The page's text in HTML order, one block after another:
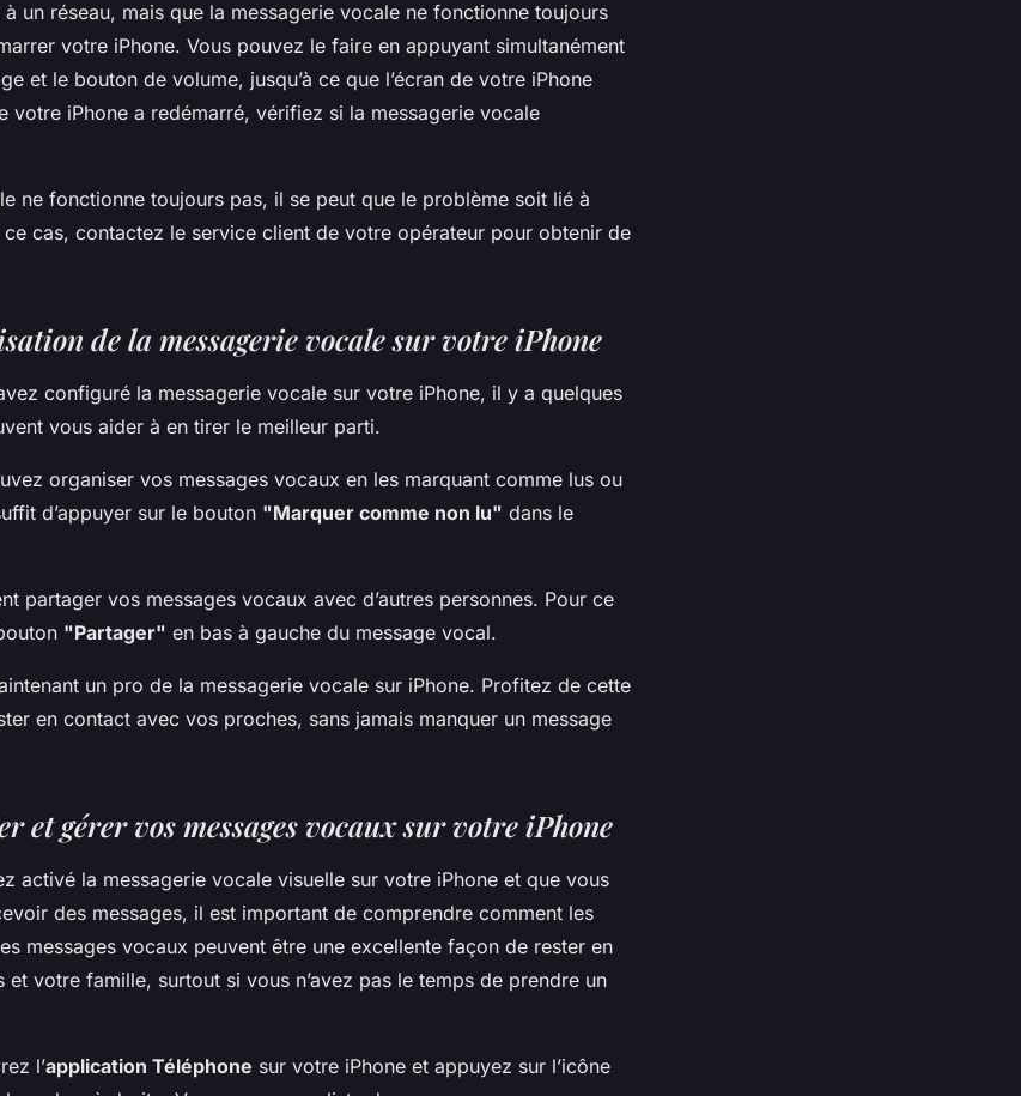
un réseau, mais que la messagerie vocale ne fonctionne toujours
votre iPhone. Vous pouvez le faire en appuyant simultanément
et le bouton de volume, jusqu’à ce que l’écran de votre iPhone
votre iPhone a redémarré, vérifiez si la messagerie vocale
ne fonctionne toujours pas, il se peut que le problème soit lié à
cas, contactez le service client de votre opérateur pour obtenir de
de la messagerie vocale sur votre iPhone
configuré la messagerie vocale sur votre iPhone, il y a quelques
vous aider à en tirer le meilleur parti.
organiser vos messages vocaux en les marquant comme lus ou
d’appuyer sur le bouton "Marquer comme non lu" dans le
partager vos messages vocaux avec d’autres personnes. Pour ce
"Partager" en bas à gauche du message vocal.
un pro de la messagerie vocale sur iPhone. Profitez de cette
en contact avec vos proches, sans jamais manquer un message
et gérer vos messages vocaux sur votre iPhone
activé la messagerie vocale visuelle sur votre iPhone et que vous
des messages, il est important de comprendre comment les
messages vocaux peuvent être une excellente façon de rester en
votre famille, surtout si vous n’avez pas le temps de prendre un
l’application Téléphone sur votre iPhone et appuyez sur l’icône